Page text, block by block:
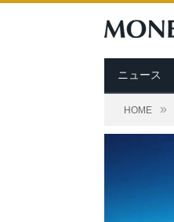
ニュース
HOME »